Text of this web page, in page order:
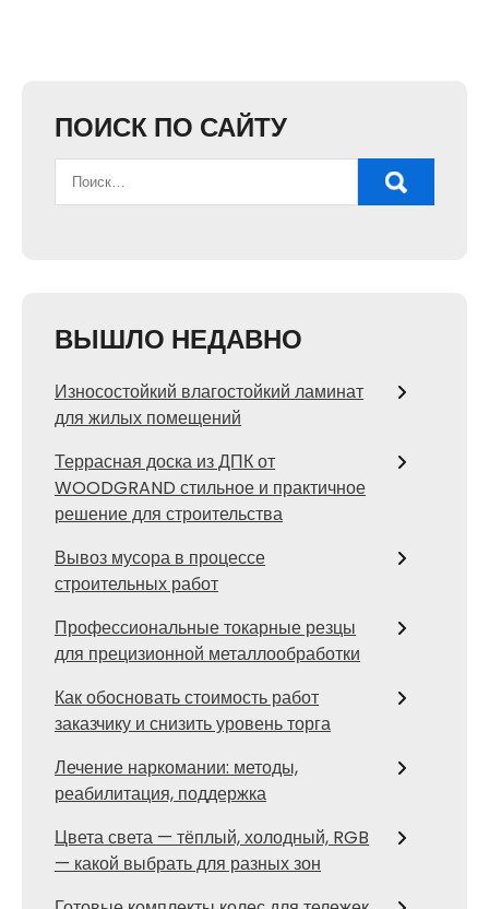
ПОИСК ПО САЙТУ
ВЫШЛО НЕДАВНО
Износостойкий влагостойкий ламинат
для жилых помещений
Террасная доска из ДПК от
WOODGRAND стильное и практичное
решение для строительства
Вывоз мусора в процессе
строительных работ
Профессиональные токарные резцы
для прецизионной металлообработки
Как обосновать стоимость работ
заказчику и снизить уровень торга
Лечение наркомании: методы,
реабилитация, поддержка
Цвета света — тёплый, холодный, RGB
— какой выбрать для разных зон